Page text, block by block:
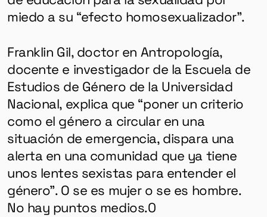
miedo a su “efecto homosexualizador”.
Franklin Gil, doctor en Antropología,
docente e investigador de la Escuela de
Estudios de Género de la Universidad
Nacional, explica que “poner un criterio
como el género a circular en una
situación de emergencia, dispara una
alerta en una comunidad que ya tiene
unos lentes sexistas para entender el
género”. O se es mujer o se es hombre.
No hay puntos medios.0